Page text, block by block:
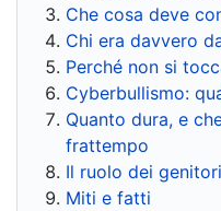
Che cosa deve
Chi era davvero
Perché non si
Cyberbullismo:
Quanto dura, e
frattempo
Il ruolo dei genitori
Miti e fatti